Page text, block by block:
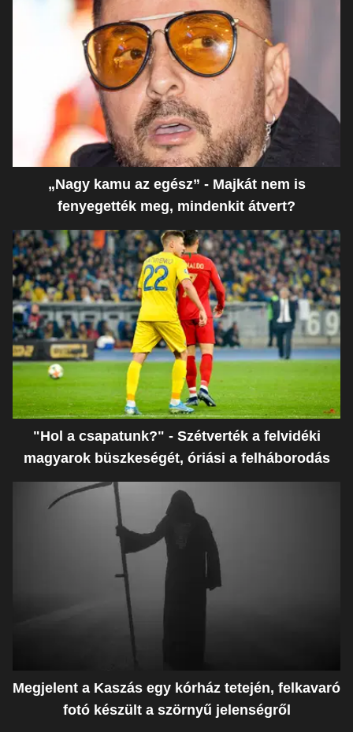
„Nagy kamu az egész” - Majkát nem is
fenyegették meg, mindenkit átvert?
"Hol a csapatunk?" - Szétverték a felvidéki
magyarok büszkeségét, óriási a felháborodás
Megjelent a Kaszás egy kórház tetején, felkavaró
fotó készült a szörnyű jelenségről